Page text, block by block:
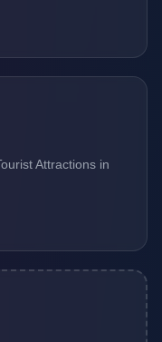
Attractions in